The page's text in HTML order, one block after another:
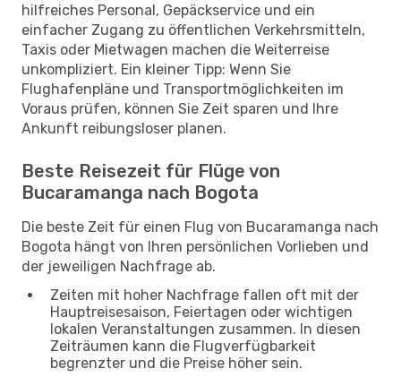
hilfreiches Personal, Gepäckservice und ein
einfacher Zugang zu öffentlichen Verkehrsmitteln,
Taxis oder Mietwagen machen die Weiterreise
unkompliziert. Ein kleiner Tipp: Wenn Sie
Flughafenpläne und Transportmöglichkeiten im
Voraus prüfen, können Sie Zeit sparen und Ihre
Ankunft reibungsloser planen.
Beste Reisezeit für Flüge von
Bucaramanga nach Bogota
Die beste Zeit für einen Flug von Bucaramanga nach
Bogota hängt von Ihren persönlichen Vorlieben und
der jeweiligen Nachfrage ab.
Zeiten mit hoher Nachfrage fallen oft mit der
Hauptreisesaison, Feiertagen oder wichtigen
lokalen Veranstaltungen zusammen. In diesen
Zeiträumen kann die Flugverfügbarkeit
begrenzter und die Preise höher sein.